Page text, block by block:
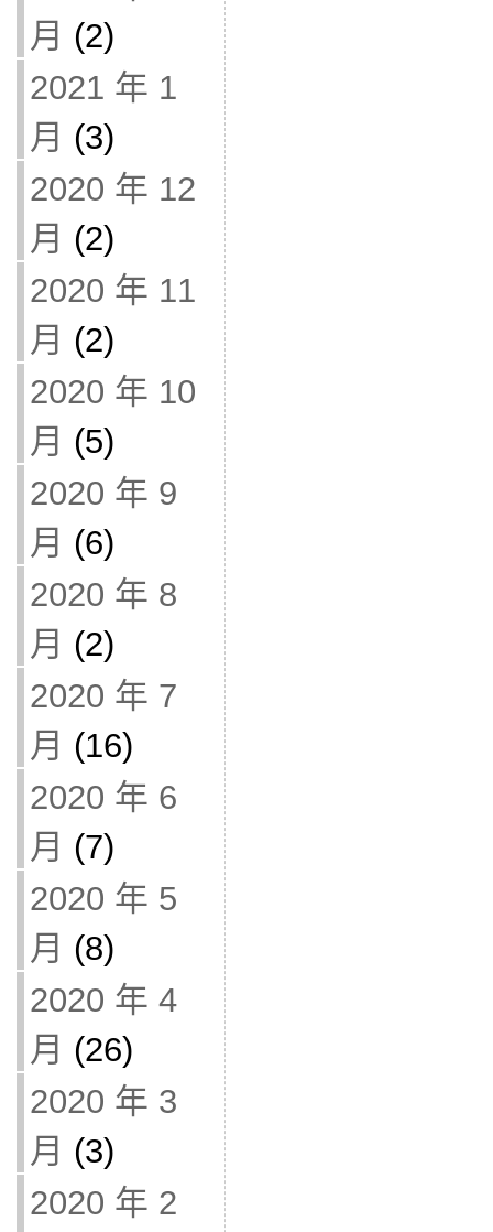
月 (2)
2021 年 1
月 (3)
2020 年 12
月 (2)
2020 年 11
月 (2)
2020 年 10
月 (5)
2020 年 9
月 (6)
2020 年 8
月 (2)
2020 年 7
月 (16)
2020 年 6
月 (7)
2020 年 5
月 (8)
2020 年 4
月 (26)
2020 年 3
月 (3)
2020 年 2